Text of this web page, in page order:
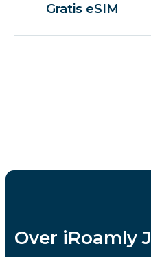
Gratis eSIM
Over iRoamly